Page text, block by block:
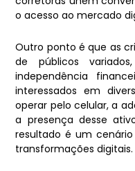
o acesso ao mercado
Outro ponto é que as
de públicos
independência
interessados em
operar pelo celular, a
a presença desse
resultado é um
transformações digitais.